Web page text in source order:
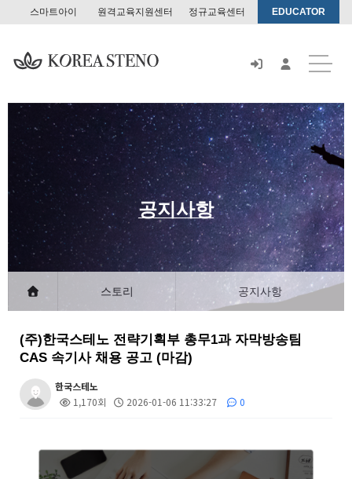
스마트아이 원격교육지원센터 정규교육센터 EDUCATOR
공지사항
스토리 공지사항
(주)한국스테노 전략기획부 총무1과 자막방송팀
CAS 속기사 채용 공고 (마감)
한국스테노
1,170회
2026-01-06 11:33:27 0